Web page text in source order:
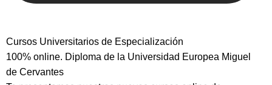
Cursos Universitarios de Especialización
100% online. Diploma de la Universidad Europea Miguel
de Cervantes